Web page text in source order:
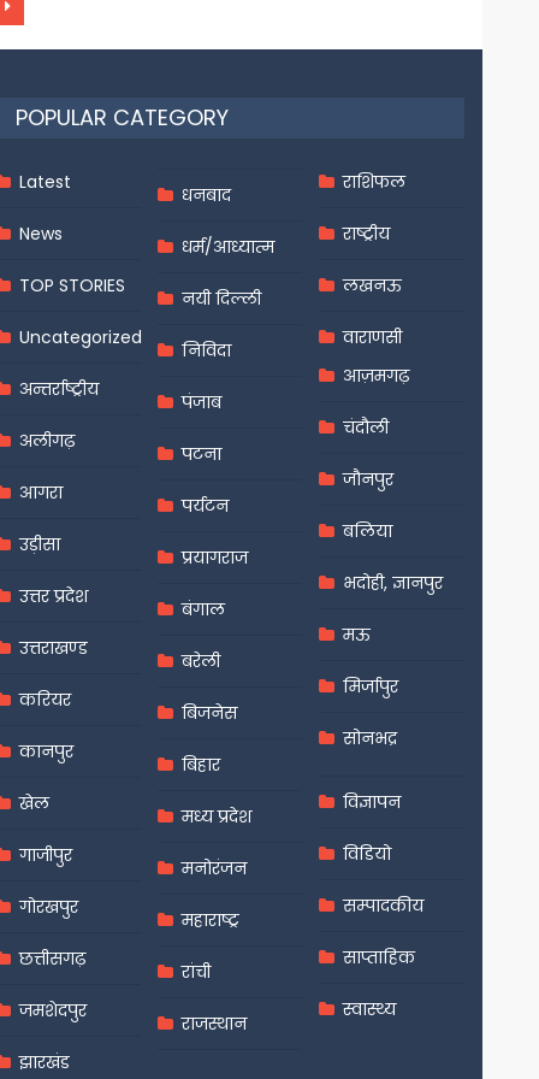
POPULAR CATEGORY
Latest
News
TOP STORIES
Uncategorized
अन्तर्राष्ट्रीय
अलीगढ़
आगरा
उड़ीसा
उत्तर प्रदेश
उत्तराखण्ड
करियर
कानपुर
खेल
गाजीपुर
गोरखपुर
छत्तीसगढ़
जमशेदपुर
झारखंड
धनबाद
धर्म/आध्यात्म
नयी दिल्ली
निविदा
पंजाब
पटना
पर्यटन
प्रयागराज
बंगाल
बरेली
बिजनेस
बिहार
मध्य प्रदेश
मनोरंजन
महाराष्ट्र
रांची
राजस्थान
राशिफल
राष्ट्रीय
लखनऊ
वाराणसी
आज़मगढ़
चंदौली
जौनपुर
बलिया
भदोही, ज्ञानपुर
मऊ
मिर्जापुर
सोनभद्र
विज्ञापन
विडियो
सम्पादकीय
साप्ताहिक
स्वास्थ्य